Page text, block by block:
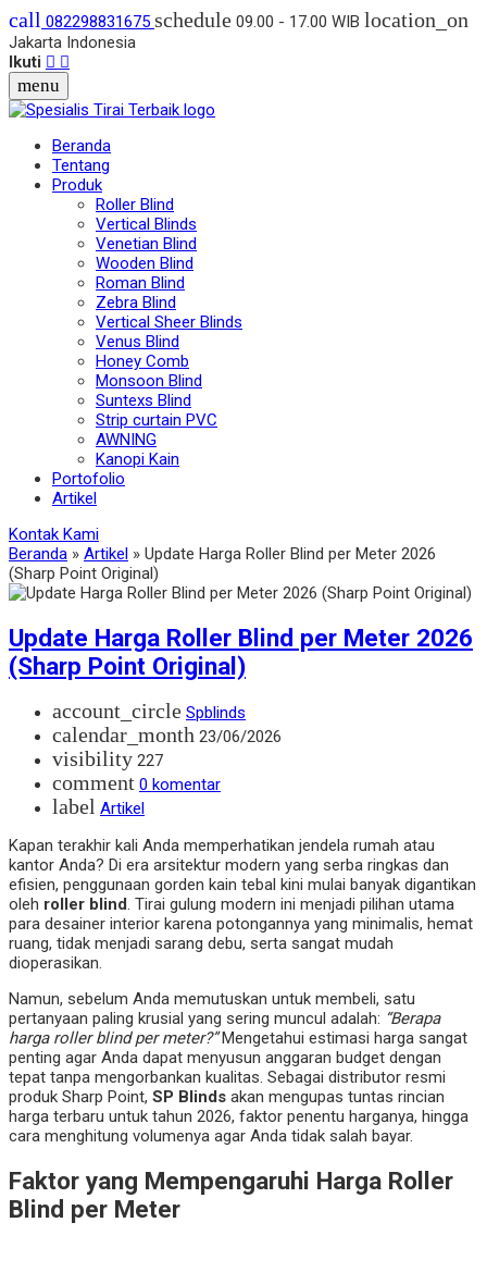
call 082298831675 schedule 09.00 - 17.00 WIB location_on
Jakarta Indonesia
Ikuti
menu
Beranda
Tentang
Produk
Roller Blind
Vertical Blinds
Venetian Blind
Wooden Blind
Roman Blind
Zebra Blind
Vertical Sheer Blinds
Venus Blind
Honey Comb
Monsoon Blind
Suntexs Blind
Strip curtain PVC
AWNING
Kanopi Kain
Portofolio
Artikel
Kontak Kami
Beranda » Artikel » Update Harga Roller Blind per Meter 2026
(Sharp Point Original)
Update Harga Roller Blind per Meter 2026
(Sharp Point Original)
account_circle Spblinds
calendar_month 23/06/2026
visibility 227
comment 0 komentar
label Artikel
Kapan terakhir kali Anda memperhatikan jendela rumah atau
kantor Anda? Di era arsitektur modern yang serba ringkas dan
efisien, penggunaan gorden kain tebal kini mulai banyak digantikan
oleh roller blind. Tirai gulung modern ini menjadi pilihan utama
para desainer interior karena potongannya yang minimalis, hemat
ruang, tidak menjadi sarang debu, serta sangat mudah
dioperasikan.
Namun, sebelum Anda memutuskan untuk membeli, satu
pertanyaan paling krusial yang sering muncul adalah: “Berapa
harga roller blind per meter?”Mengetahui estimasi harga sangat
penting agar Anda dapat menyusun anggaran budget dengan
tepat tanpa mengorbankan kualitas. Sebagai distributor resmi
produk Sharp Point, SP Blinds akan mengupas tuntas rincian
harga terbaru untuk tahun 2026, faktor penentu harganya, hingga
cara menghitung volumenya agar Anda tidak salah bayar.
Faktor yang Mempengaruhi Harga Roller
Blind per Meter